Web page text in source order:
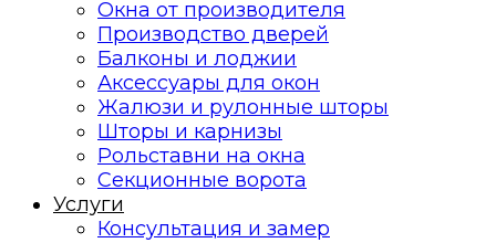
Окна от производителя
Производство дверей
Балконы и лоджии
Аксессуары для окон
Жалюзи и рулонные шторы
Шторы и карнизы
Рольставни на окна
Секционные ворота
Услуги
Консультация и замер